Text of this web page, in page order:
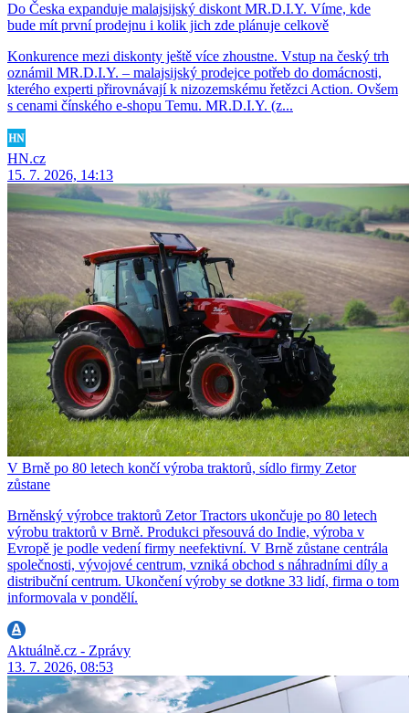
Do Česka expanduje malajsijský diskont MR.D.I.Y. Víme, kde
bude mít první prodejnu i kolik jich zde plánuje celkově
Konkurence mezi diskonty ještě více zhoustne. Vstup na český trh
oznámil MR.D.I.Y. – malajsijský prodejce potřeb do domácnosti,
kterého experti přirovnávají k nizozemskému řetězci Action. Ovšem
s cenami čínského e-shopu Temu. MR.D.I.Y. (z...
HN.cz
15. 7. 2026, 14:13
V Brně po 80 letech končí výroba traktorů, sídlo firmy Zetor
zůstane
Brněnský výrobce traktorů Zetor Tractors ukončuje po 80 letech
výrobu traktorů v Brně. Produkci přesouvá do Indie, výroba v
Evropě je podle vedení firmy neefektivní. V Brně zůstane centrála
společnosti, vývojové centrum, vzniká obchod s náhradními díly a
distribuční centrum. Ukončení výroby se dotkne 33 lidí, firma o tom
informovala v pondělí.
Aktuálně.cz - Zprávy
13. 7. 2026, 08:53